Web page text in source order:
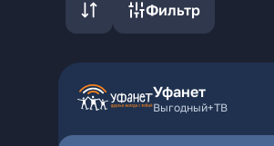
Фильтр
Уфанет
Выгодный+ТВ